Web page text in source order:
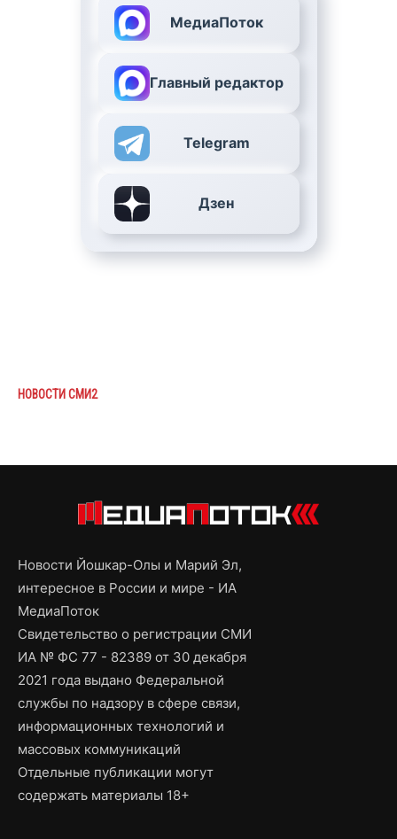
МедиаПоток
Главный редактор
Telegram
Дзен
НОВОСТИ СМИ2
Новости Йошкар-Олы и Марий Эл,
интересное в России и мире - ИА
МедиаПоток
Свидетельство о регистрации СМИ
ИА № ФС 77 - 82389 от 30 декабря
2021 года выдано Федеральной
службы по надзору в сфере связи,
информационных технологий и
массовых коммуникаций
Отдельные публикации могут
содержать материалы 18+